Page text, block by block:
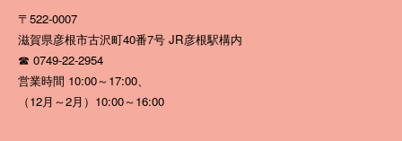
〒522-0007
滋賀県彦根市古沢町40番7号 JR彦根駅構内
☎ 0749-22-2954
営業時間 10:00～17:00、
（12月～2月）10:00～16:00